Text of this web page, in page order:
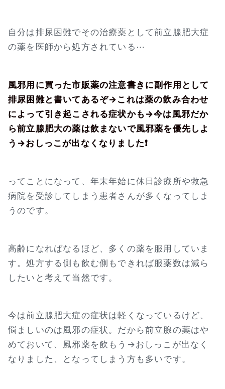
自分は排尿困難でその治療薬として前立腺肥大症
の薬を医師から処方されている⋯
風邪用に買った市販薬の注意書きに副作用として
排尿困難と書いてあるぞ→これは薬の飲み合わせ
によって引き起こされる症状かも→今は風邪だか
ら前立腺肥大の薬は飲まないで風邪薬を優先しよ
う→おしっこが出なくなりました❗
ってことになって、年末年始に休日診療所や救急
病院を受診してしまう患者さんが多くなってしま
うのです。
高齢になればなるほど、多くの薬を服用していま
す。処方する側も飲む側もできれば服薬数は減ら
したいと考えて当然です。
今は前立腺肥大症の症状は軽くなっているけど、
悩ましいのは風邪の症状。だから前立腺の薬はや
めておいて、風邪薬を飲もう→おしっこが出なく
なりました、となってしまう方も多いです。